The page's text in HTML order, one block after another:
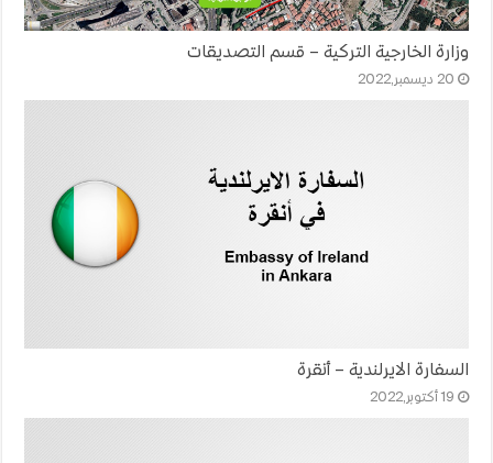
وزارة الخارجية التركية – قسم التصديقات
20 ديسمبر,2022
السفارة الايرلندية – أنقرة
19 أكتوبر,2022